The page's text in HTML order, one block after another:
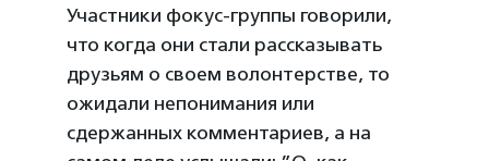
Участники фокус-группы говорили,
что когда они стали рассказывать
друзьям о своем волонтерстве, то
ожидали непонимания или
сдержанных комментариев, а на